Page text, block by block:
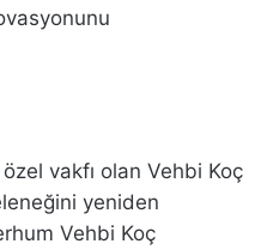
vakfı olan Vehbi Koç
yeniden
Vehbi Koç